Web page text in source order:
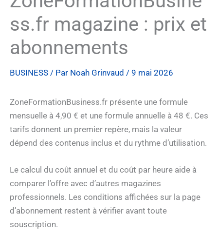
ss.fr magazine : prix et
abonnements
BUSINESS / Par Noah Grinvaud / 9 mai 2026
ZoneFormationBusiness.fr présente une formule
mensuelle à 4,90 € et une formule annuelle à 48 €. Ces
tarifs donnent un premier repère, mais la valeur
dépend des contenus inclus et du rythme d’utilisation.
Le calcul du coût annuel et du coût par heure aide à
comparer l’offre avec d’autres magazines
professionnels. Les conditions affichées sur la page
d’abonnement restent à vérifier avant toute
souscription.